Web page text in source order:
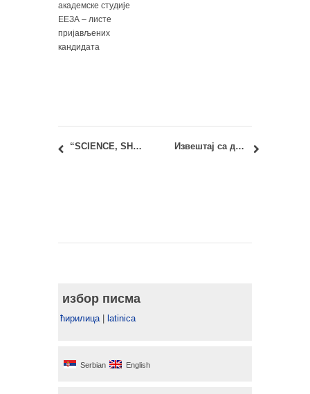
академске студије
ЕЕЗА – листе
пријављених
кандидата
“SCIENCE, SHE SAYS! AWARD” Извештај са друге DANUrB+ међународне конференције у Сомбору и Баји, 26-27. августа 2022.
избор писма
ћирилица| latinica
Serbian English